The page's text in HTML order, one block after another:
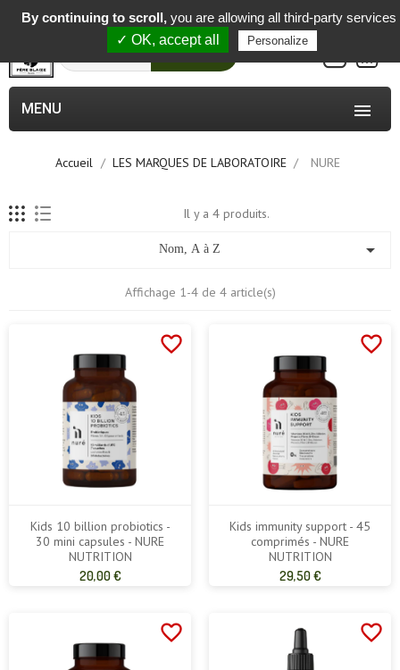
-
Rechercher

MENU
Accueil LES MARQUES DE LABORATOIRE NURE
Il y a 4 produits.
Nom, A à Z 
Affichage 1-4 de 4 article(s)
favorite_border
Kids 10 billion probiotics -
30 mini capsules - NURE
NUTRITION
Prix
20,00 €
favorite_border
Kids immunity support - 45
comprimés - NURE
NUTRITION
Prix
29,50 €
favorite_border favorite_border
By continuing to scroll, you are allowing all third-party services
✓ OK, accept all
Personalize